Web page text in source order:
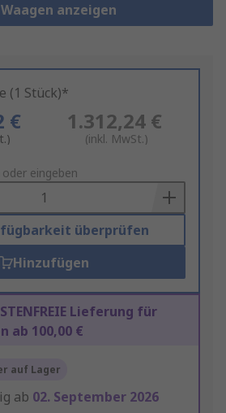
anzeigen
(1 Stück)*
€ 1.312,24 €
(inkl. MwSt.)
eingeben
überprüfen
Hinzufügen
Lieferung für
ab 100,00 €
auf Lager
ab 02. September 2026